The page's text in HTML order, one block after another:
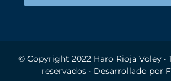
© Copyright 2022 Haro Rioja Voley·
reservados · Desarrollado por